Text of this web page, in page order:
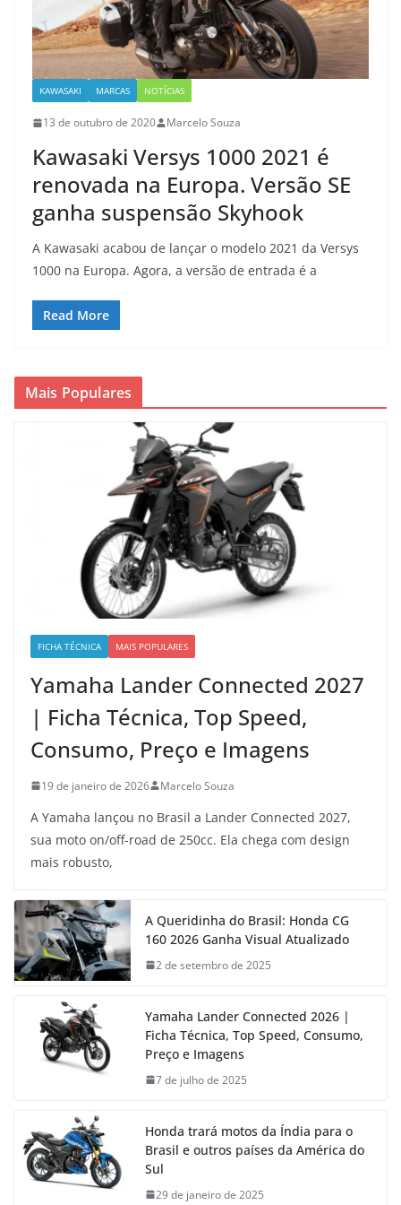
KAWASAKI MARCAS NOTÍCIAS
13 de outubro de 2020 Marcelo Souza
Kawasaki Versys 1000 2021 é
renovada na Europa. Versão SE
ganha suspensão Skyhook
A Kawasaki acabou de lançar o modelo 2021 da Versys
1000 na Europa. Agora, a versão de entrada é a
Read More
Mais Populares
FICHA TÉCNICA MAIS POPULARES
Yamaha Lander Connected 2027
| Ficha Técnica, Top Speed,
Consumo, Preço e Imagens
19 de janeiro de 2026 Marcelo Souza
A Yamaha lançou no Brasil a Lander Connected 2027,
sua moto on/off-road de 250cc. Ela chega com design
mais robusto,
A Queridinha do Brasil: Honda CG
160 2026 Ganha Visual Atualizado
2 de setembro de 2025
Yamaha Lander Connected 2026 |
Ficha Técnica, Top Speed, Consumo,
Preço e Imagens
7 de julho de 2025
Honda trará motos da Índia para o
Brasil e outros países da América do
Sul
29 de janeiro de 2025